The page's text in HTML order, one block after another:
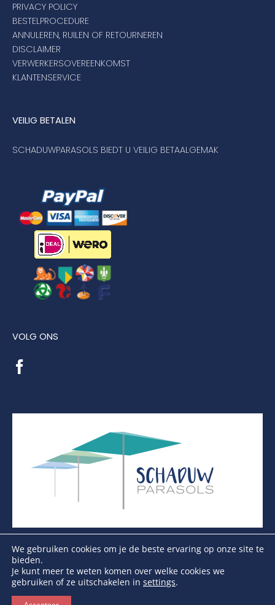
PRIVACY POLICY
BESTELPROCEDURE
ANNULEREN, RUILEN OF RETOURNEREN
DISCLAIMER
VERWERKERSOVEREENKOMST
KLANTENSERVICE
VEILIG BETALEN
SCHADUWPARASOLS BIEDT U VEILIG BETAALGEMAK
VOLG ONS
Copyright Schaduwparasols © 2026. Alle Rechten
We gebruiken cookies om je de beste ervaring op onze site te
bieden.
Je kunt meer te weten komen over welke cookies we
gebruiken of ze uitschakelen in settings.